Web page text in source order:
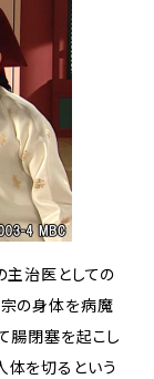
主治医としての
宗の身体を病魔
腸閉塞を起こし
体を切るという